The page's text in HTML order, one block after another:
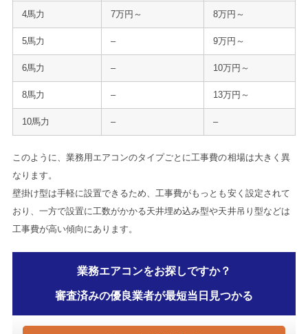
4馬力 7万円～ 8万円～
5馬力 – 9万円～
6馬力 – 10万円～
8馬力 – 13万円～
10馬力 – –
このように、業務用エアコンのタイプごとに工事費の相場は大きく異
なります。
壁掛け型は手軽に設置できるため、工事費がもっとも安く設定されて
おり、一方で設置に工数がかかる天井埋め込み型や天井吊り型などは
工事費が高い傾向にあります。
業務エアコンをお探しですか？
審査済みの優良業者が最短当日見つかる